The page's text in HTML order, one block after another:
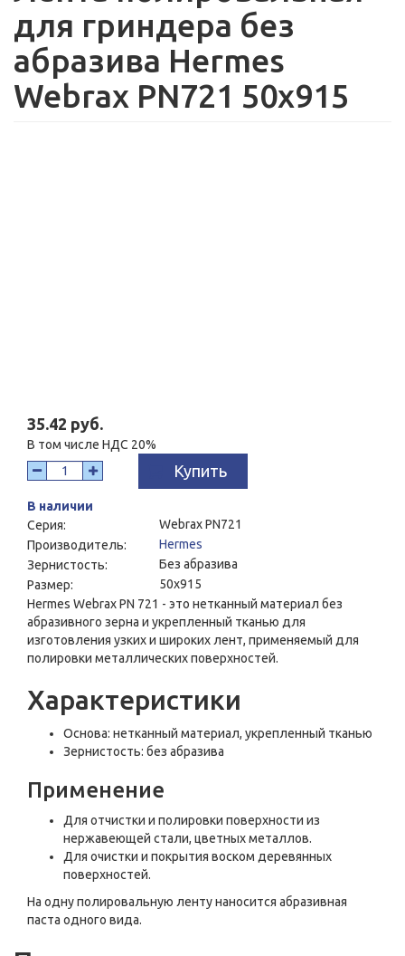
для гриндера без
абразива Hermes
Webrax PN721 50x915
35.42 руб.
В том числе НДС 20%
Купить
В наличии
Серия:
Webrax PN721
Производитель:
Hermes
Зернистость:
Без абразива
Размер:
50x915
Hermes Webrax PN 721 - это нетканный материал без
абразивного зерна и укрепленный тканью для
изготовления узких и широких лент, применяемый для
полировки металлических поверхностей.
Характеристики
Основа: нетканный материал, укрепленный тканью
Зернистость: без абразива
Применение
Для отчистки и полировки поверхности из
нержавеющей стали, цветных металлов.
Для очистки и покрытия воском деревянных
поверхностей.
На одну полировальную ленту наносится абразивная
паста одного вида.